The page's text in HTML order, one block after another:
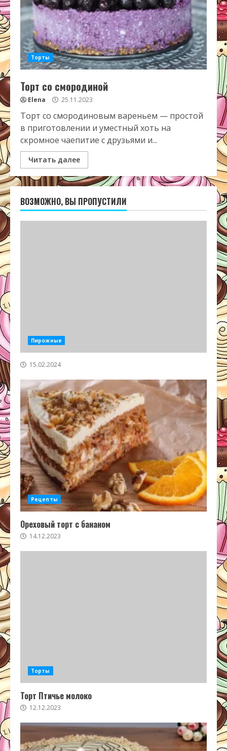
Торты
Торт со смородиной
Elena 25.11.2023
Торт со смородиновым вареньем — простой
в приготовлении и уместный хоть на
скромное чаепитие с друзьями и...
Читать далее
ВОЗМОЖНО, ВЫ ПРОПУСТИЛИ
Пирожные
15.02.2024
Рецепты
Ореховый торт с бананом
14.12.2023
Торты
Торт Птичье молоко
12.12.2023